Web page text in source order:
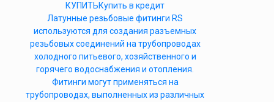
КУПИТЬКупить в кредит
Латунные резьбовые фитинги RS
используются для создания разъемных
резьбовых соединений на трубопроводах
холодного питьевого, хозяйственного и
горячего водоснабжения и отопления.
Фитинги могут применяться на
трубопроводах, выполненных из различных